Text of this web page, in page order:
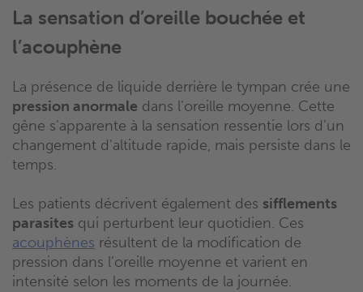
La sensation d’oreille bouchée et
l’acouphène
La présence de liquide derrière le tympan crée une
pression anormale dans l’oreille moyenne. Cette
gêne s’apparente à la sensation ressentie lors d’un
changement d’altitude rapide, mais persiste dans le
temps.
Les patients décrivent également des sifflements
parasites qui perturbent leur quotidien. Ces
acouphènes résultent de la modification de
pression dans l’oreille moyenne et varient en
intensité selon les moments de la journée.